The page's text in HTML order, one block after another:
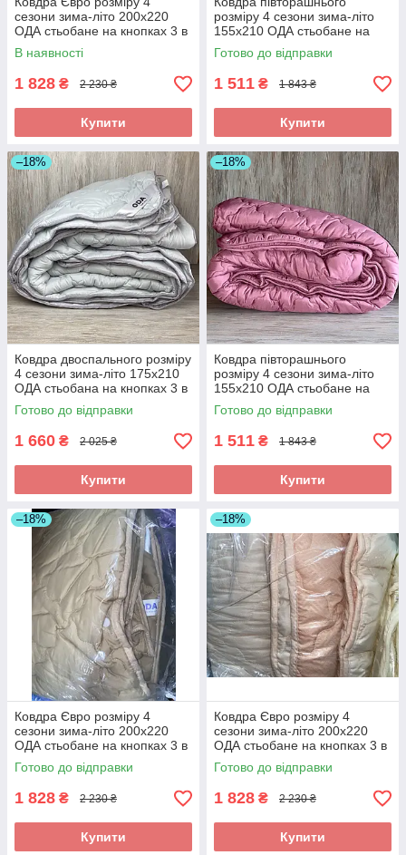
сезони зима-літо 200х220
ОДА стьобане на кнопках 3 в
1, Колір - Бирюзовый
В наявності
1 828 ₴ 2 230 ₴
Купити
розміру 4 сезони зима-літо
155х210 ОДА стьобане на
кнопках 3 в 1, Колір - білий
Готово до відправки
1 511 ₴ 1 843 ₴
Купити
–18%
Ковдра двоспального розміру
4 сезони зима-літо 175х210
ОДА стьобана на кнопках 3 в
1, Колір - Сірий
Готово до відправки
1 660 ₴ 2 025 ₴
Купити
–18%
Ковдра півторашнього
розміру 4 сезони зима-літо
155х210 ОДА стьобане на
кнопках 3 в 1, Колір -
малиновий
Готово до відправки
1 511 ₴ 1 843 ₴
Купити
–18%
Ковдра Євро розміру 4
сезони зима-літо 200х220
ОДА стьобане на кнопках 3 в
1,
Готово до відправки
1 828 ₴ 2 230 ₴
Купити
–18%
Ковдра Євро розміру 4
сезони зима-літо 200х220
ОДА стьобане на кнопках 3 в
1,
Готово до відправки
1 828 ₴ 2 230 ₴
Купити